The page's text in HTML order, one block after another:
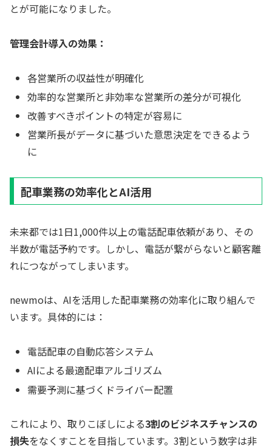
とが可能になりました。
管理会計導入の効果：
各営業所の収益性が明確化
効率的な営業所と非効率な営業所の差分が可視化
改善すべきポイントの特定が容易に
営業所長がデータに基づいた意思決定をできるよう
に
配車業務の効率化とAI活用
未来都では1日1,000件以上の電話配車依頼があり、その
半数が電話予約です。しかし、電話が繋がらないと顧客離
れにつながってしまいます。
newmoは、AIを活用した配車業務の効率化に取り組んで
います。具体的には：
電話配車の自動応答システム
AIによる最適配車アルゴリズム
需要予測に基づくドライバー配置
これにより、取りこぼしによる3割のビジネスチャンスの
損失をなくすことを目指しています。3割という数字は非